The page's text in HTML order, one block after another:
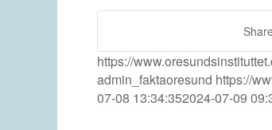
https://
admin_faktaoresund https://
07-08 13:34:352024-07-09